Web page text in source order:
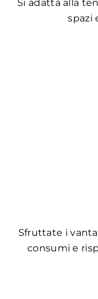
Si adatta alla
spazi
Sfruttate i
consumi e